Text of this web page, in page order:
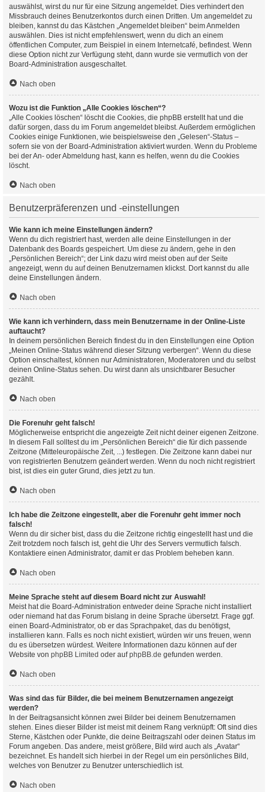
auswählst, wirst du nur für eine Sitzung angemeldet. Dies verhindert den
Missbrauch deines Benutzerkontos durch einen Dritten. Um angemeldet zu
bleiben, kannst du das Kästchen „Angemeldet bleiben“ beim Anmelden
auswählen. Dies ist nicht empfehlenswert, wenn du dich an einem
öffentlichen Computer, zum Beispiel in einem Internetcafé, befindest. Wenn
diese Option nicht zur Verfügung steht, dann wurde sie vermutlich von der
Board-Administration ausgeschaltet.
Nach oben
Wozu ist die Funktion „Alle Cookies löschen“?
„Alle Cookies löschen“ löscht die Cookies, die phpBB erstellt hat und die
dafür sorgen, dass du im Forum angemeldet bleibst. Außerdem ermöglichen
Cookies einige Funktionen, wie beispielsweise den „Gelesen“-Status –
sofern sie von der Board-Administration aktiviert wurden. Wenn du Probleme
bei der An- oder Abmeldung hast, kann es helfen, wenn du die Cookies
löscht.
Nach oben
Benutzerpräferenzen und -einstellungen
Wie kann ich meine Einstellungen ändern?
Wenn du dich registriert hast, werden alle deine Einstellungen in der
Datenbank des Boards gespeichert. Um diese zu ändern, gehe in den
„Persönlichen Bereich“; der Link dazu wird meist oben auf der Seite
angezeigt, wenn du auf deinen Benutzernamen klickst. Dort kannst du alle
deine Einstellungen ändern.
Nach oben
Wie kann ich verhindern, dass mein Benutzername in der Online-Liste
auftaucht?
In deinem persönlichen Bereich findest du in den Einstellungen eine Option
„Meinen Online-Status während dieser Sitzung verbergen“. Wenn du diese
Option einschaltest, können nur Administratoren, Moderatoren und du selbst
deinen Online-Status sehen. Du wirst dann als unsichtbarer Besucher
gezählt.
Nach oben
Die Forenuhr geht falsch!
Möglicherweise entspricht die angezeigte Zeit nicht deiner eigenen Zeitzone.
In diesem Fall solltest du im „Persönlichen Bereich“ die für dich passende
Zeitzone (Mitteleuropäische Zeit, ...) festlegen. Die Zeitzone kann dabei nur
von registrierten Benutzern geändert werden. Wenn du noch nicht registriert
bist, ist dies ein guter Grund, dies jetzt zu tun.
Nach oben
Ich habe die Zeitzone eingestellt, aber die Forenuhr geht immer noch
falsch!
Wenn du dir sicher bist, dass du die Zeitzone richtig eingestellt hast und die
Zeit trotzdem noch falsch ist, geht die Uhr des Servers vermutlich falsch.
Kontaktiere einen Administrator, damit er das Problem beheben kann.
Nach oben
Meine Sprache steht auf diesem Board nicht zur Auswahl!
Meist hat die Board-Administration entweder deine Sprache nicht installiert
oder niemand hat das Forum bislang in deine Sprache übersetzt. Frage ggf.
einen Board-Administrator, ob er das Sprachpaket, das du benötigst,
installieren kann. Falls es noch nicht existiert, würden wir uns freuen, wenn
du es übersetzen würdest. Weitere Informationen dazu können auf der
Website von phpBB Limited oder aufphpBB.de gefunden werden.
Nach oben
Was sind das für Bilder, die bei meinem Benutzernamen angezeigt
werden?
In der Beitragsansicht können zwei Bilder bei deinem Benutzernamen
stehen. Eines dieser Bilder ist meist mit deinem Rang verknüpft: Oft sind dies
Sterne, Kästchen oder Punkte, die deine Beitragszahl oder deinen Status im
Forum angeben. Das andere, meist größere, Bild wird auch als „Avatar“
bezeichnet. Es handelt sich hierbei in der Regel um ein persönliches Bild,
welches von Benutzer zu Benutzer unterschiedlich ist.
Nach oben